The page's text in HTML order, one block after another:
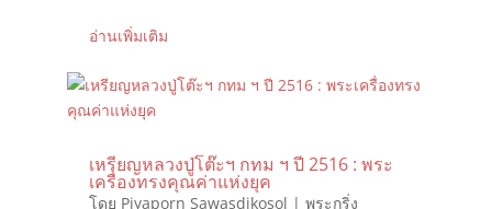
อ่านเพิ่มเติม
เหรียญหลวงปู่โต๊ะฯ กทม ฯ ปี 2516 : พระ
เครื่องทรงคุณค่าแห่งยุค
โดย Piyaporn Sawasdikosol | พระกริ่ง